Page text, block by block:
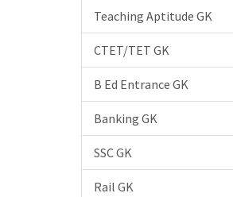
Teaching Aptitude GK
CTET/TET GK
B Ed Entrance GK
Banking GK
SSC GK
Rail GK